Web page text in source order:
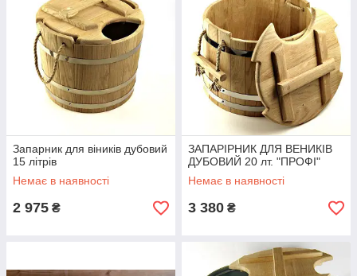
Запарник для віників дубовий
15 літрів
Немає в наявності
2 975 ₴
ЗАПАРІРНИК ДЛЯ ВЕНИКІВ
ДУБОВИЙ 20 лт. "ПРОФІ"
Немає в наявності
3 380 ₴